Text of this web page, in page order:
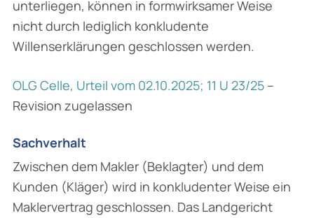
unterliegen, können in formwirksamer Weise
nicht durch lediglich konkludente
Willenserklärungen geschlossen werden.
OLG Celle, Urteil vom 02.10.2025; 11 U 23/25 –
Revision zugelassen
Sachverhalt
Zwischen dem Makler (Beklagter) und dem
Kunden (Kläger) wird in konkludenter Weise ein
Maklervertrag geschlossen. Das Landgericht